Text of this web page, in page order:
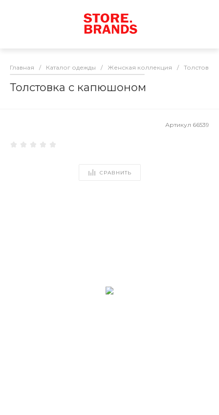
Главная / Каталог одежды / Женская коллекция / Толстовки
Толстовка с капюшоном
Артикул 66539
СРАВНИТЬ